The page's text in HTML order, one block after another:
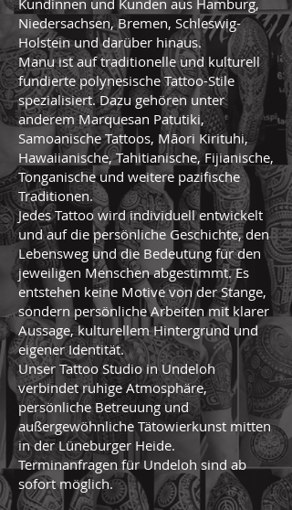
Kundinnen und Kunden aus Hamburg,
Niedersachsen, Bremen, Schleswig-
Holstein und darüber hinaus.
Manu ist auf traditionelle und kulturell
fundierte polynesische Tattoo-Stile
spezialisiert. Dazu gehören unter
anderem Marquesan Patutiki,
Samoanische Tattoos, Māori Kirituhi,
Hawaiianische, Tahitianische, Fijianische,
Tonganische und weitere pazifische
Traditionen.
Jedes Tattoo wird individuell entwickelt
und auf die persönliche Geschichte, den
Lebensweg und die Bedeutung für den
jeweiligen Menschen abgestimmt. Es
entstehen keine Motive von der Stange,
sondern persönliche Arbeiten mit klarer
Aussage, kulturellem Hintergrund und
eigener Identität.
Unser Tattoo Studio in Undeloh
verbindet ruhige Atmosphäre,
persönliche Betreuung und
außergewöhnliche Tätowierkunst mitten
in der Lüneburger Heide.
Terminanfragen für Undeloh sind ab
sofort möglich.